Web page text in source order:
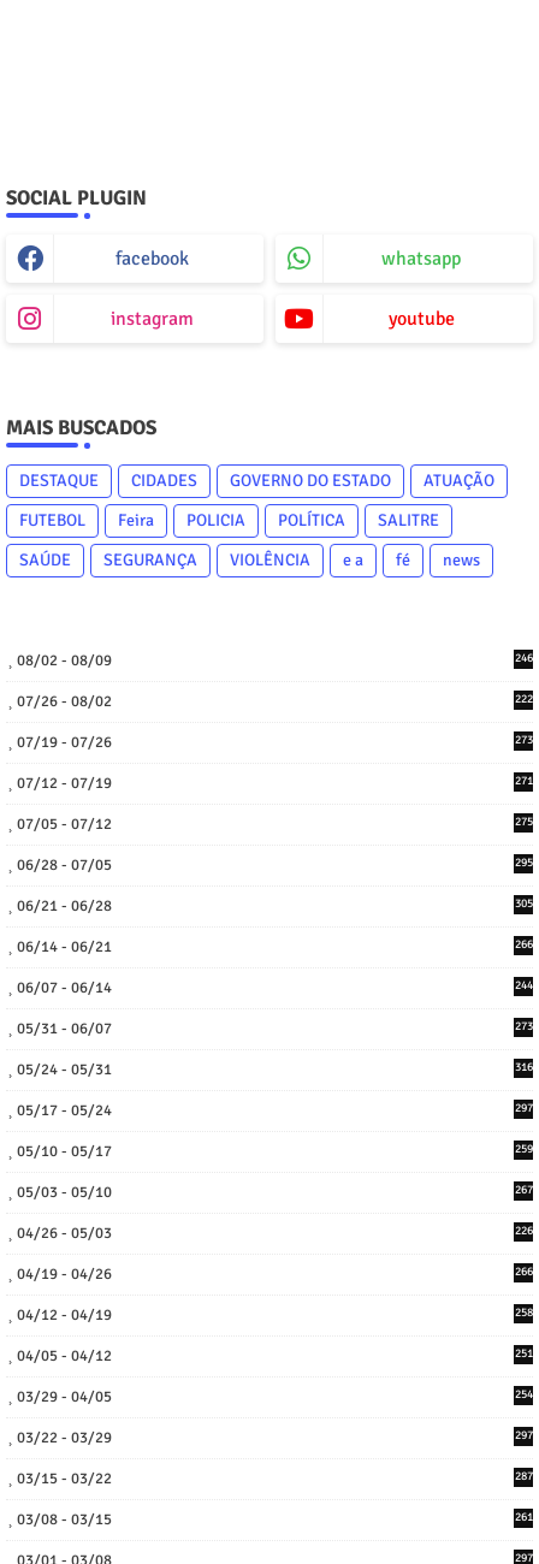
SOCIAL PLUGIN
facebook whatsapp
instagram youtube
MAIS BUSCADOS
DESTAQUE CIDADES GOVERNO DO ESTADO
ATUAÇÃO
FUTEBOL
Feira POLICIA POLÍTICA
SALITRE
SAÚDE
SEGURANÇA VIOLÊNCIA e a fé news
08/02 - 08/09 246
07/26 - 08/02 222
07/19 - 07/26 273
07/12 - 07/19 271
07/05 - 07/12 275
06/28 - 07/05 295
06/21 - 06/28 305
06/14 - 06/21 266
06/07 - 06/14 244
05/31 - 06/07 273
05/24 - 05/31 316
05/17 - 05/24 297
05/10 - 05/17 259
05/03 - 05/10 267
04/26 - 05/03 226
04/19 - 04/26 266
04/12 - 04/19 258
04/05 - 04/12 251
03/29 - 04/05 254
03/22 - 03/29 297
03/15 - 03/22 287
03/08 - 03/15 261
297